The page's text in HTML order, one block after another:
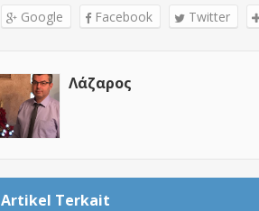
Google Facebook Twitter
Λάζαρος
Artikel Terkait